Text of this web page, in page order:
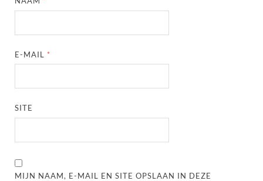
E-MAIL *
SITE
MIJN NAAM, E-MAIL EN SITE OPSLAAN IN DEZE